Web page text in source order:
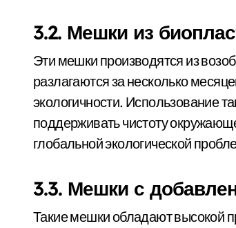
3.2. Мешки из
Эти мешки производятся из
разлагаются за несколько
экологичности. Использование
поддерживать чистоту
глобальной экологической
3.3. Мешки с
Такие мешки обладают высокой